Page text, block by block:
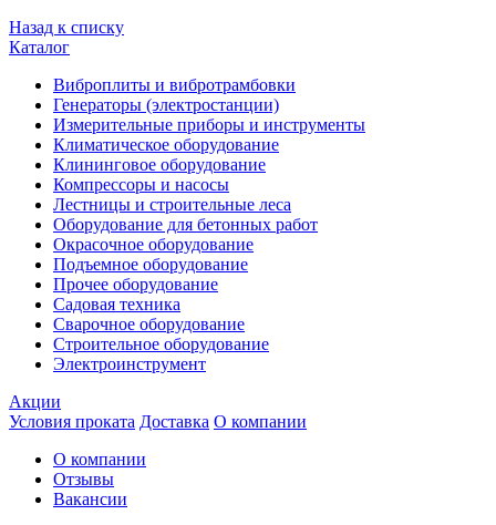
Назад к списку
Каталог
Виброплиты и вибротрамбовки
Генераторы (электростанции)
Измерительные приборы и инструменты
Климатическое оборудование
Клининговое оборудование
Компрессоры и насосы
Лестницы и строительные леса
Оборудование для бетонных работ
Окрасочное оборудование
Подъемное оборудование
Прочее оборудование
Садовая техника
Сварочное оборудование
Строительное оборудование
Электроинструмент
Акции
Условия проката Доставка О компании
О компании
Отзывы
Вакансии